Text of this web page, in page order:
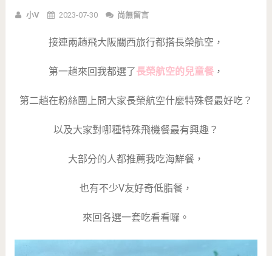
小V 2023-07-30 尚無留言
接連兩趟飛大阪關西旅行都搭長榮航空，
第一趟來回我都選了長榮航空的兒童餐，
第二趟在粉絲團上問大家長榮航空什麼特殊餐最好吃？
以及大家對哪種特殊飛機餐最有興趣？
大部分的人都推薦我吃海鮮餐，
也有不少V友好奇低脂餐，
來回各選一套吃看看囉。